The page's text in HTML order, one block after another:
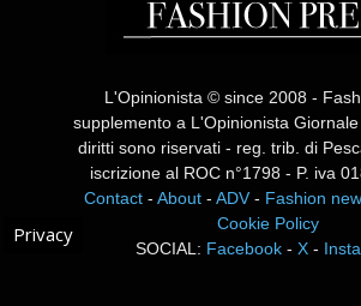
L'Opinionista © since 2008 -
supplemento a L'Opinionista
diritti sono riservati - reg. trib. di
iscrizione al ROC n°1798 - P. iva
Contact -About -ADV - Fashion
Cookie Policy
SOCIAL: Facebook -X -
Privacy